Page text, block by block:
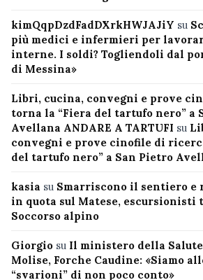
kimQqpDzdFadDXrkHWJAJiY su
più medici e infermieri per
interne. I soldi? Togliendoli dal
di Messina»
Libri, cucina, convegni e prove
torna la “Fiera del tartufo nero” a
Avellana ANDARE A TARTUFI su
convegni e prove cinofile di
del tartufo nero” a San Pietro
kasia su Smarriscono il sentiero e
in quota sul Matese,
Soccorso alpino
Giorgio su Il ministero della
Molise, Forche Caudine: «Siamo
“svarioni” di non poco conto»